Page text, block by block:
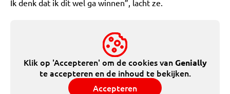
Ik denk dat ik dit wel ga winnen”, lacht ze.
Klik op 'Accepteren' om de cookies vanGenially
te accepteren en de inhoud te bekijken.
Accepteren